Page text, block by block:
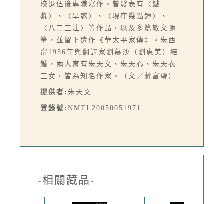
校退伍後專職寫作。曾發表有〈鐵
漿〉、〈旱魃〉、〈現在幾點鐘〉、
〈八二三注〉等作品，以及多篇散文隨
筆，並留下遺作《華太平家傳》。朱西
甯1956年與翻譯家劉慕沙（劉惠美）結
婚，兩人育有朱天文、朱天心、朱天衣
三女，皆為知名作家。（文／蔣富璧）
提供者: 朱天文
登錄號: NMTL20050051971
-相關藏品-